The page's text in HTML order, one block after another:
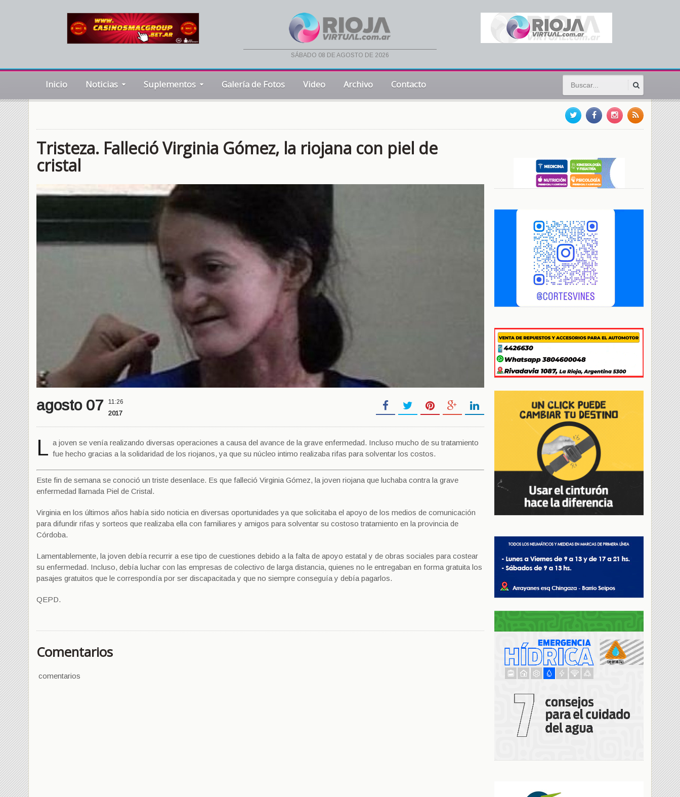
sábado 08 de agosto de 2026
Inicio Noticias Suplementos Galería de Fotos Video Archivo Contacto
Tristeza. Falleció Virginia Gómez, la riojana con piel de
cristal
agosto 07 11:26
2017
L a joven se venía realizando diversas operaciones a causa del avance de la grave enfermedad. Incluso mucho de su tratamiento
fue hecho gracias a la solidaridad de los riojanos, ya que su núcleo intimo realizaba rifas para solventar los costos.
Este fin de semana se conoció un triste desenlace. Es que falleció Virginia Gómez, la joven riojana que luchaba contra la grave
enfermedad llamada Piel de Cristal.
Virginia en los últimos años había sido noticia en diversas oportunidades ya que solicitaba el apoyo de los medios de comunicación
para difundir rifas y sorteos que realizaba ella con familiares y amigos para solventar su costoso tratamiento en la provincia de
Córdoba.
Lamentablemente, la joven debía recurrir a ese tipo de cuestiones debido a la falta de apoyo estatal y de obras sociales para costear
su enfermedad. Incluso, debía luchar con las empresas de colectivo de larga distancia, quienes no le entregaban en forma gratuita los
pasajes gratuitos que le correspondía por ser discapacitada y que no siempre conseguía y debía pagarlos.
QEPD.
Comentarios
comentarios